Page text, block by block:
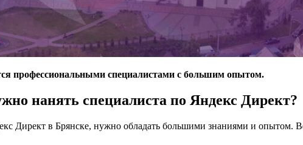
профессиональными специалистами с большим опытом.
нанять специалиста по Яндекс Директ?
Директ в Брянске, нужно обладать большими знаниями и опытом.